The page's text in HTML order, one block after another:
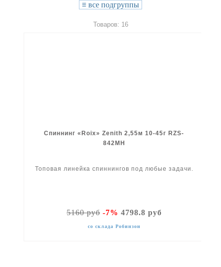
≡ все подгруппы
Товаров: 16
Спиннинг «Roix» Zenith 2,55м 10-45г RZS-
842MH
Топовая линейка спиннингов под любые задачи.
5160 руб-7% 4798.8 руб
со склада Робинзон